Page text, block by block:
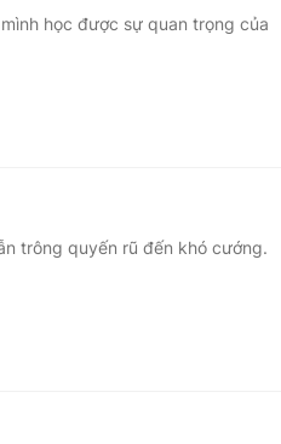
học được sự quan trọng của
trông quyến rũ đến khó cướng.